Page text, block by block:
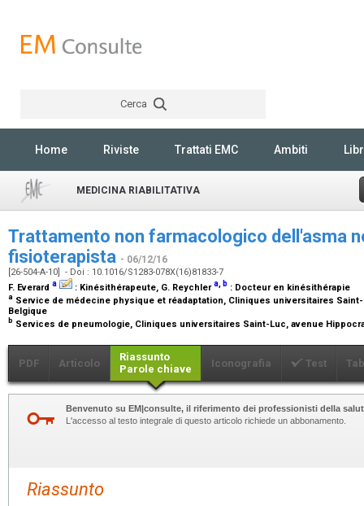
Cerca
Home Riviste Trattati EMC Ambiti
MEDICINA RIABILITATIVA
Trattamento non farmacologico dell'asma
fisioterapista - 06/12/16
[26-504-A-10] - Doi : 10.1016/S1283-078X(16)81833-7
F. Everard a : Kinésithérapeute, G. Reychlera, b : Docteur en kinésithérapie
a Service de médecine physique et réadaptation, Cliniques universitaires Saint-
Belgique
b Services de pneumologie, Cliniques universitaires Saint-Luc, avenue
PDF Articolo
Riassunto
Parole chiave
Iconografia Test
Benvenuto su EM|consulte, il riferimento dei professionisti della
L'accesso al testo integrale di questo articolo richiede un abbonamento.
Riassunto